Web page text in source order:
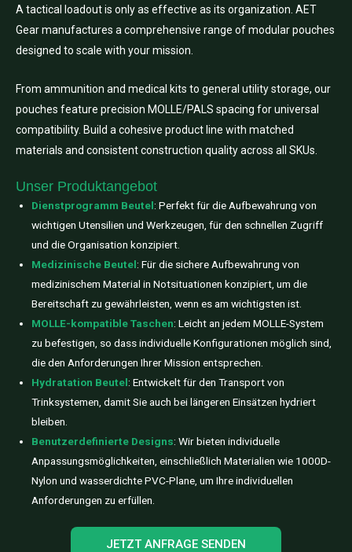
A tactical loadout is only as effective as its organization. AET
Gear manufactures a comprehensive range of modular pouches
designed to scale with your mission.
From ammunition and medical kits to general utility storage, our
pouches feature precision MOLLE/PALS spacing for universal
compatibility. Build a cohesive product line with matched
materials and consistent construction quality across all SKUs.
Unser Produktangebot
Dienstprogramm Beutel: Perfekt für die Aufbewahrung von
wichtigen Utensilien und Werkzeugen, für den schnellen Zugriff
und die Organisation konzipiert.
Medizinische Beutel: Für die sichere Aufbewahrung von
medizinischem Material in Notsituationen konzipiert, um die
Bereitschaft zu gewährleisten, wenn es am wichtigsten ist.
MOLLE-kompatible Taschen: Leicht an jedem MOLLE-System
zu befestigen, so dass individuelle Konfigurationen möglich sind,
die den Anforderungen Ihrer Mission entsprechen.
Hydratation Beutel: Entwickelt für den Transport von
Trinksystemen, damit Sie auch bei längeren Einsätzen hydriert
bleiben.
Benutzerdefinierte Designs: Wir bieten individuelle
Anpassungsmöglichkeiten, einschließlich Materialien wie 1000D-
Nylon und wasserdichte PVC-Plane, um Ihre individuellen
Anforderungen zu erfüllen.
JETZT ANFRAGE SENDEN